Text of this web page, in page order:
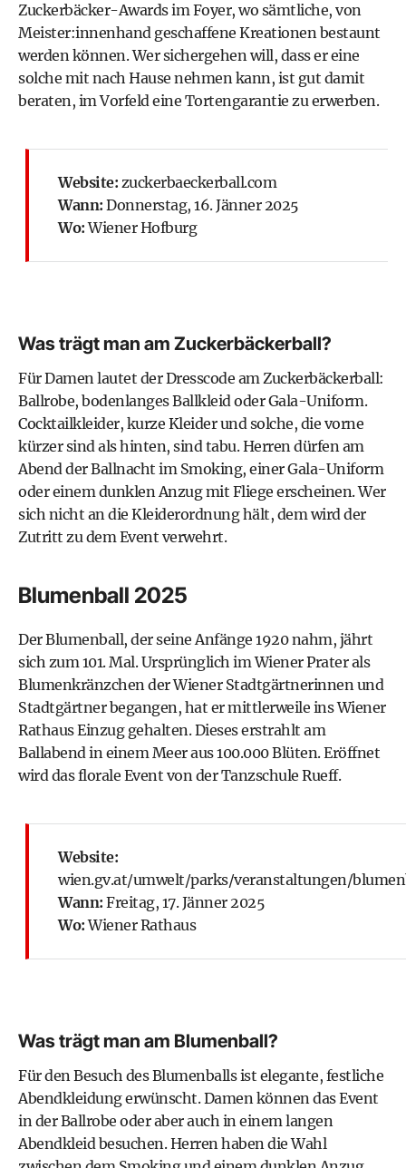
Zuckerbäcker-Awards im Foyer, wo sämtliche, von
Meister:innenhand geschaffene Kreationen bestaunt
werden können. Wer sichergehen will, dass er eine
solche mit nach Hause nehmen kann, ist gut damit
beraten, im Vorfeld eine Tortengarantie zu erwerben.
Website: zuckerbaeckerball.com
Wann: Donnerstag, 16. Jänner 2025
Wo:Wiener Hofburg
Was trägt man am Zuckerbäckerball?
Für Damen lautet derDresscode am Zuckerbäckerball:
Ballrobe, bodenlangesBallkleidoder Gala-Uniform.
Cocktailkleider, kurze Kleider und solche, die vorne
kürzer sind als hinten, sind tabu. Herren dürfen am
Abend der Ballnacht im Smoking, einer Gala-Uniform
oder einem dunklen Anzug mit Fliege erscheinen. Wer
sich nicht an die Kleiderordnung hält, dem wird der
Zutritt zu dem Event verwehrt.
Blumenball 2025
Der Blumenball, der seine Anfänge 1920 nahm, jährt
sich zum 101. Mal. Ursprünglich im Wiener Prater als
Blumenkränzchen der Wiener Stadtgärtnerinnen und
Stadtgärtner begangen, hat er mittlerweile ins Wiener
Rathaus Einzug gehalten. Dieses erstrahlt am
Ballabend in einem Meer aus 100.000 Blüten. Eröffnet
wird das florale Event von der Tanzschule Rueff.
Website:
wien.gv.at/umwelt/parks/veranstaltungen/
Wann: Freitag, 17. Jänner 2025
Wo: Wiener Rathaus
Was trägt man am Blumenball?
Für den Besuch des Blumenballs ist elegante, festliche
Abendkleidung erwünscht. Damen können das Event
in der Ballrobe oder aber auch in einem langen
Abendkleid besuchen. Herren haben die Wahl